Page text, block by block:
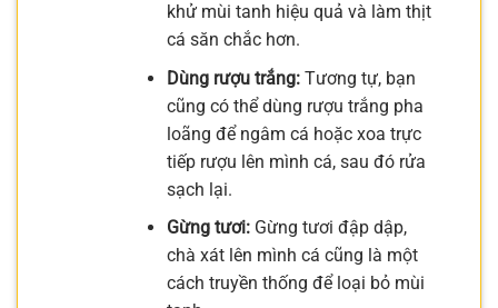
khử mùi tanh hiệu quả và làm thịt
cá săn chắc hơn.
Dùng rượu trắng:Tương tự, bạn
cũng có thể dùng rượu trắng pha
loãng để ngâm cá hoặc xoa trực
tiếp rượu lên mình cá, sau đó rửa
sạch lại.
Gừng tươi:Gừng tươi đập dập,
chà xát lên mình cá cũng là một
cách truyền thống để loại bỏ mùi